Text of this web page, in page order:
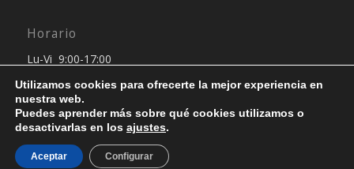
Horario
Lu-Vi 9:00-17:00
© Copyright 2024 - Yet Outsourcing Project
Utilizamos cookies para ofrecerte la mejor experiencia en
nuestra web.
Puedes aprender más sobre qué cookies utilizamos o
desactivarlas en los ajustes.
Aceptar Configurar